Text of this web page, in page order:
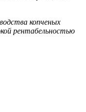
копченых
рентабельностью